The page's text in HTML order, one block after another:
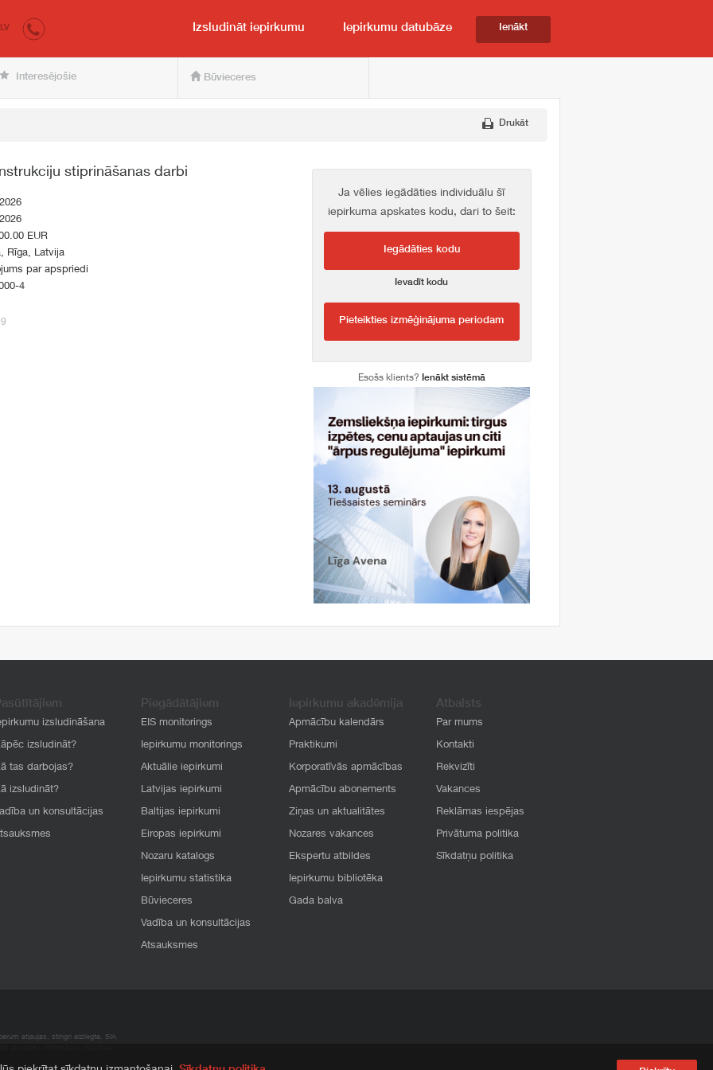
pircējam un pārdevējam
LV Izsludināt iepirkumu Iepirkumu datubāze Ienākt
Interesējošie Būvieceres
Drukāt
stiprināšanas darbi
EUR
Rīga, Latvija
par apspriedi
4
Ja vēlies iegādāties individuālu šī
iepirkuma apskates kodu, dari to šeit:
Iegādāties kodu
Ievadīt kodu
Pieteikties izmēģinājuma periodam
Esošs klients? Ienākt sistēmā
izsludināšana
izsludināt?
tas darbojas?
izsludināt?
un konsultācijas
Piegādātājiem
EIS monitorings
Iepirkumu monitorings
Aktuālie iepirkumi
Latvijas iepirkumi
Baltijas iepirkumi
Eiropas iepirkumi
Nozaru katalogs
Iepirkumu statistika
Būvieceres
Vadība un konsultācijas
Atsauksmes
Iepirkumu akadēmija
Apmācību kalendārs
Praktikumi
Korporatīvās apmācības
Apmācību abonements
Ziņas un aktualitātes
Nozares vakances
Ekspertu atbildes
Iepirkumu bibliotēka
Gada balva
Atbalsts
Par mums
Kontakti
Rekvizīti
Vakances
Reklāmas iespējas
Privātuma politika
Sīkdatņu politika
atļaujas, stingri aizliegta. SIA